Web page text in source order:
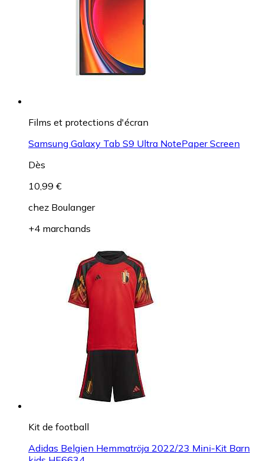
Films et protections d'écran
Samsung Galaxy Tab S9 Ultra NotePaper Screen
Dès
10,99 €
chez Boulanger
+4 marchands
Kit de football
Adidas Belgien Hemmatröja 2022/23 Mini-Kit Barn